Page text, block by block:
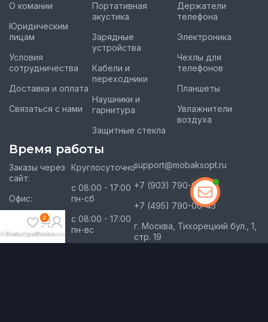
О комании
Юридическим
лицам
Условия
сотрудничества
Доставка и оплата
Связаться с нами
Портативная
акустика
Зарядные
устройства
Кабели и
переходники
Наушники и
гарнитура
Защитные стекла
Держатели
телефона
Электроника
Чехлы для
телефонов
Планшеты
Увлажнители
воздуха
Время работы
Заказы через
сайт:
Офис:
Склад
(самовывоз):
Круглосуточно
с 08:00 - 17:00
пн-сб
с 08:00 - 17:00
пн-вс
support@mobaksopt.ru
+7 (903) 790-00-43
+7 (495) 790-00-43
г. Москва, Тихорецкий бул., 1,
стр. 19
Фильтры
Избранное
0
Заказ
Мой аккаунт